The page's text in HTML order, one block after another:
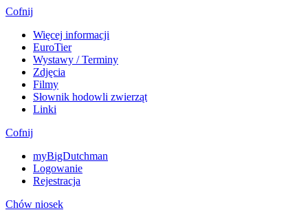
Cofnij
Więcej informacji
EuroTier
Wystawy / Terminy
Zdjęcia
Filmy
Słownik hodowli zwierząt
Linki
Cofnij
myBigDutchman
Logowanie
Rejestracja
Chów niosek